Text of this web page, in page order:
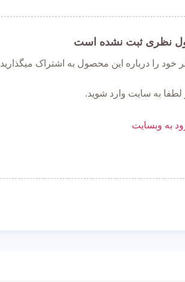
نظری ثبت نشده است
خود را درباره این محصول به اشتراک میگذارید
به سایت وارد شوید.
به وبسایت